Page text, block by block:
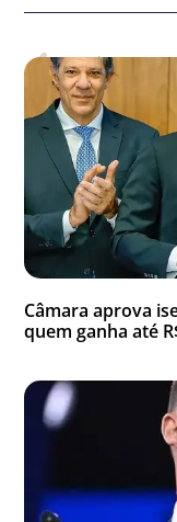
Anterior
Veja
Câmara aprova
quem ganha até